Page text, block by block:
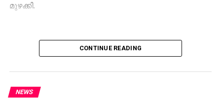
മുഴക്കി.
CONTINUE READING
NEWS